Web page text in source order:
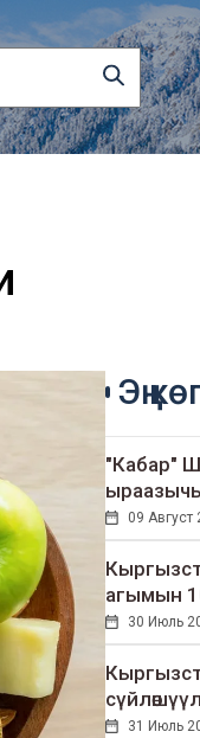
Эң
"Кабар"
09 Август
агымын
30 Июль
31 Июль